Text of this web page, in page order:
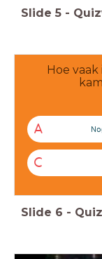
Slide 5 -
Hoe
A
C
Slide 6 -